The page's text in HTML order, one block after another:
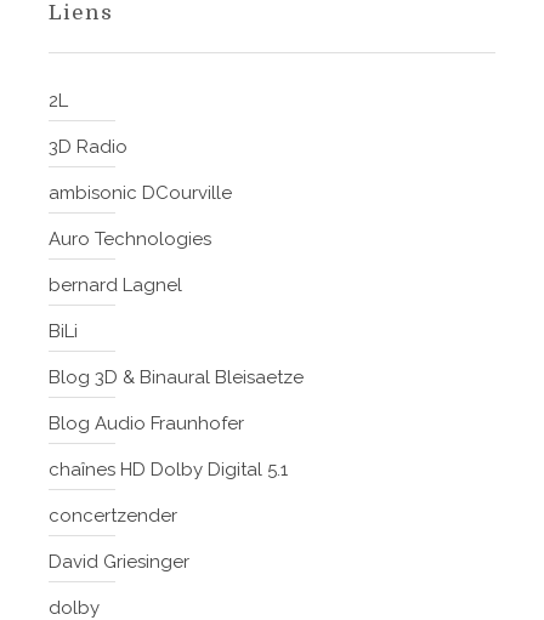
Liens
2L
3D Radio
ambisonic DCourville
Auro Technologies
bernard Lagnel
BiLi
Blog 3D & Binaural Bleisaetze
Blog Audio Fraunhofer
chaînes HD Dolby Digital 5.1
concertzender
David Griesinger
dolby